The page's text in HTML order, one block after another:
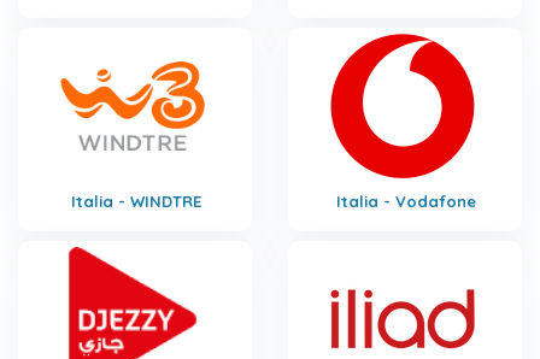
Italia - WINDTRE Italia - Vodafone